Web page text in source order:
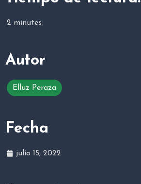
2 minutes
Autor
Elluz Peraza
Fecha
julio 15, 2022